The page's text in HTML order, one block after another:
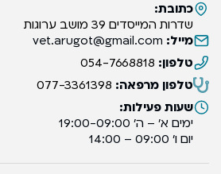
כתובת:
שדרות המייסדים 39 מושב ערוגות
מייל: vet.arugot@gmail.com
טלפון: 054-7668818
טלפון מרפאה: 077-3361398
שעות פעילות:
ימים א’ – ה’ 19:00-09:00
יום ו’ 09:00 – 14:00